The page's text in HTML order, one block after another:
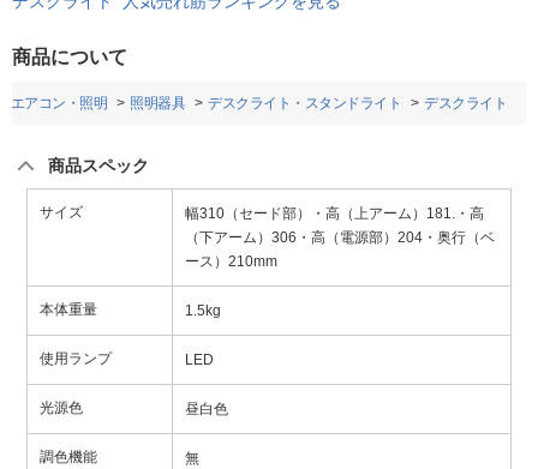
商品について
エアコン・照明 照明器具 デスクライト・スタンドライト デスクライト
商品スペック
サイズ
幅310（セード部）・高（上アーム）181.・高
（下アーム）306・高（電源部）204・奥行（ベ
ース）210mm
本体重量 1.5kg
使用ランプ LED
光源色 昼白色
調色機能 無